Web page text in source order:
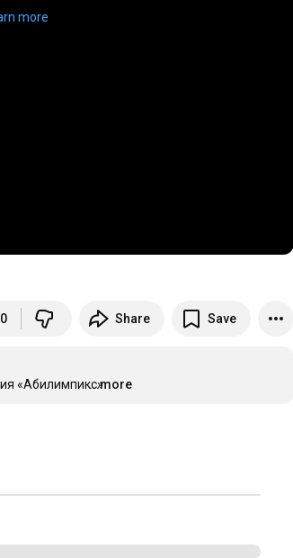
more
0 Share Save
«Абилимпикс»...more